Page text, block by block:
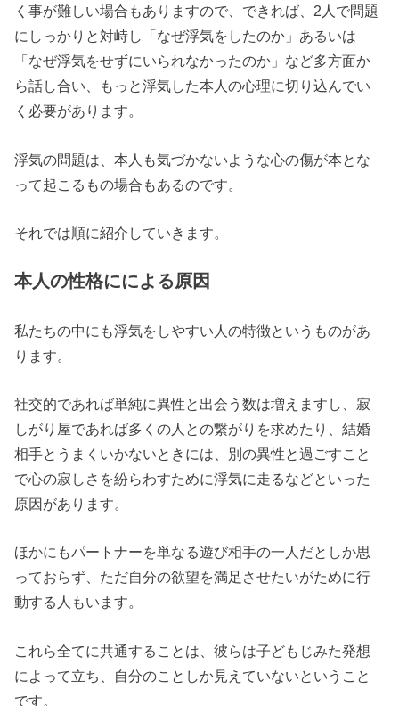
く事が難しい場合もありますので、できれば、2人で問題
にしっかりと対峙し「なぜ浮気をしたのか」あるいは
「なぜ浮気をせずにいられなかったのか」など多方面か
ら話し合い、もっと浮気した本人の心理に切り込んでい
く必要があります。
浮気の問題は、本人も気づかないような心の傷が本とな
って起こるもの場合もあるのです。
それでは順に紹介していきます。
本人の性格にによる原因
私たちの中にも浮気をしやすい人の特徴というものがあ
ります。
社交的であれば単純に異性と出会う数は増えますし、寂
しがり屋であれば多くの人との繋がりを求めたり、結婚
相手とうまくいかないときには、別の異性と過ごすこと
で心の寂しさを紛らわすために浮気に走るなどといった
原因があります。
ほかにもパートナーを単なる遊び相手の一人だとしか思
っておらず、ただ自分の欲望を満足させたいがために行
動する人もいます。
これら全てに共通することは、彼らは子どもじみた発想
によって立ち、自分のことしか見えていないということ
です。